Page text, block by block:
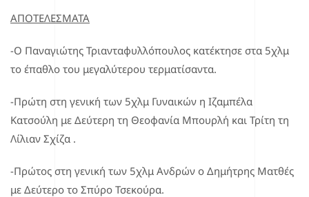
ΑΠΟΤΕΛΕΣΜΑΤΑ
-Ο Παναγιώτης Τριανταφυλλόπουλος κατέκτησε στα 5χλμ
το έπαθλο του μεγαλύτερου τερματίσαντα.
-Πρώτη στη γενική των 5χλμ Γυναικών η Ιζαμπέλα
Κατσούλη με Δεύτερη τη Θεοφανία Μπουρλή και Τρίτη τη
Λίλιαν Σχίζα .
-Πρώτος στη γενική των 5χλμ Ανδρών ο Δημήτρης Ματθές
με Δεύτερο το Σπύρο Τσεκούρα.